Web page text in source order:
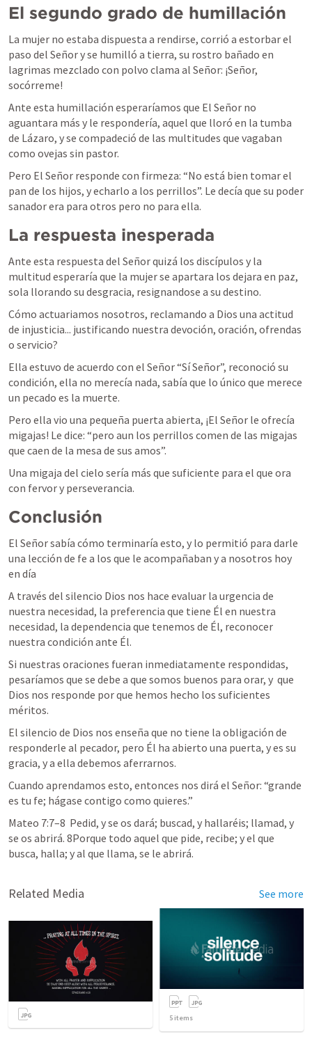
El segundo grado de humillación
La mujer no estaba dispuesta a rendirse, corrió a estorbar el
paso del Señor y se humilló a tierra, su rostro bañado en
lagrimas mezclado con polvo clama al Señor: ¡Señor,
socórreme!
Ante esta humillación esperaríamos que El Señor no
aguantara más y le respondería, aquel que lloró en la tumba
de Lázaro, y se compadeció de las multitudes que vagaban
como ovejas sin pastor.
Pero El Señor responde con firmeza: “No está bien tomar el
pan de los hijos, y echarlo a los perrillos”. Le decía que su poder
sanador era para otros pero no para ella.
La respuesta inesperada
Ante esta respuesta del Señor quizá los discípulos y la
multitud esperaría que la mujer se apartara los dejara en paz,
sola llorando su desgracia, resignandose a su destino.
Cómo actuariamos nosotros, reclamando a Dios una actitud
de injusticia... justificando nuestra devoción, oración, ofrendas
o servicio?
Ella estuvo de acuerdo con el Señor “Sí Señor”, reconoció su
condición, ella no merecía nada, sabía que lo único que merece
un pecado es la muerte.
Pero ella vio una pequeña puerta abierta, ¡El Señor le ofrecía
migajas! Le dice: “pero aun los perrillos comen de las migajas
que caen de la mesa de sus amos”.
Una migaja del cielo sería más que suficiente para el que ora
con fervor y perseverancia.
Conclusión
El Señor sabía cómo terminaría esto, y lo permitió para darle
una lección de fe a los que le acompañaban y a nosotros hoy
en día
A través del silencio Dios nos hace evaluar la urgencia de
nuestra necesidad, la preferencia que tiene Él en nuestra
necesidad, la dependencia que tenemos de Él, reconocer
nuestra condición ante Él.
Si nuestras oraciones fueran inmediatamente respondidas,
pesaríamos que se debe a que somos buenos para orar, y  que
Dios nos responde por que hemos hecho los suficientes
méritos.
El silencio de Dios nos enseña que no tiene la obligación de
responderle al pecador, pero Él ha abierto una puerta, y es su
gracia, y a ella debemos aferrarnos.
Cuando aprendamos esto, entonces nos dirá el Señor: “grande
es tu fe; hágase contigo como quieres.”
Mateo 7:7–8
  Pedid, y se os dará; buscad, y hallaréis; llamad, y
se os abrirá. 8Porque todo aquel que pide, recibe; y el que
Related Media See more
5 items